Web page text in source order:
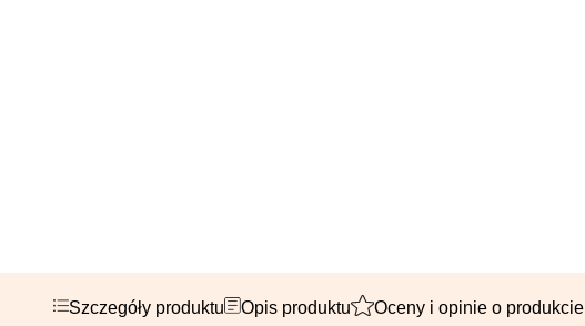
Szczegóły produktu Opis produktu Oceny i opinie o produkcie